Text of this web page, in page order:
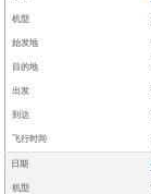
机型
始发地
目的地
出发
到达
飞行时间
日期
机型